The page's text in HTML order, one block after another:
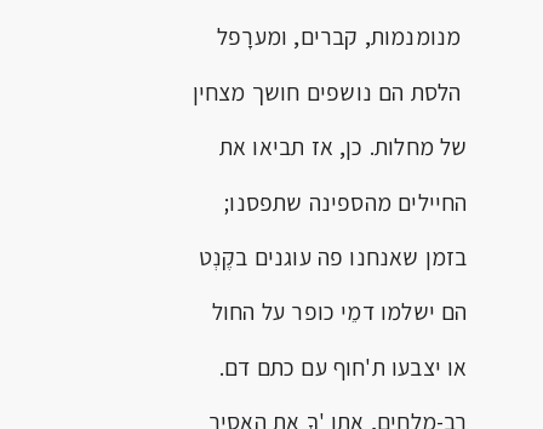
מנומנמות, קברים, ומערָפל
הלסת הם נושפים חושך מצחין
של מחלות. כן, אז תביאו את
החיילים מהספינה שתפסנו;
בזמן שאנחנו פה עוגנים בקֶנְט
הם ישלמו דמֵי כופר על החול
או יצבעו ת'חוף עם כתם דם.
רב-מלחים, אתן 'ךָ את האסיר